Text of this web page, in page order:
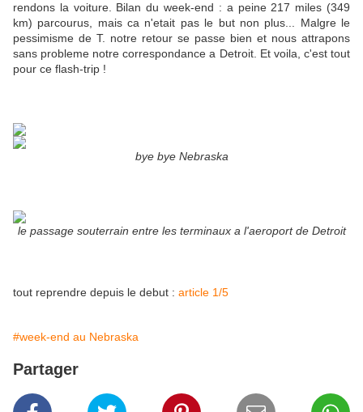
rendons la voiture. Bilan du week-end : a peine 217 miles (349
km) parcourus, mais ca n'etait pas le but non plus... Malgre le
pessimisme de T. notre retour se passe bien et nous attrapons
sans probleme notre correspondance a Detroit. Et voila, c'est tout
pour ce flash-trip !
bye bye Nebraska
le passage souterrain entre les terminaux a l'aeroport de Detroit
tout reprendre depuis le debut : article 1/5
#week-end au Nebraska
Partager